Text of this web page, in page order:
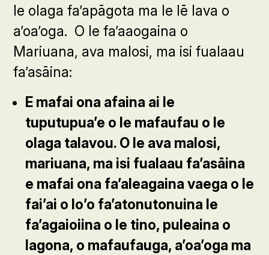
le olaga fa’apāgota ma le lē lava o
a’oa’oga. O le fa’aaogaina o
Mariuana, ava malosi, ma isi fualaau
fa’asāina:
E mafai ona afaina ai le
tuputupua’e o le mafaufau o le
olaga talavou. O le ava malosi,
mariuana, ma isi fualaau fa’asāina
e mafai ona fa’aleagaina vaega o le
fai’ai o lo’o fa’atonutonuina le
fa’agaioiina o le tino, puleaina o
lagona, o mafaufauga, a’oa’oga ma